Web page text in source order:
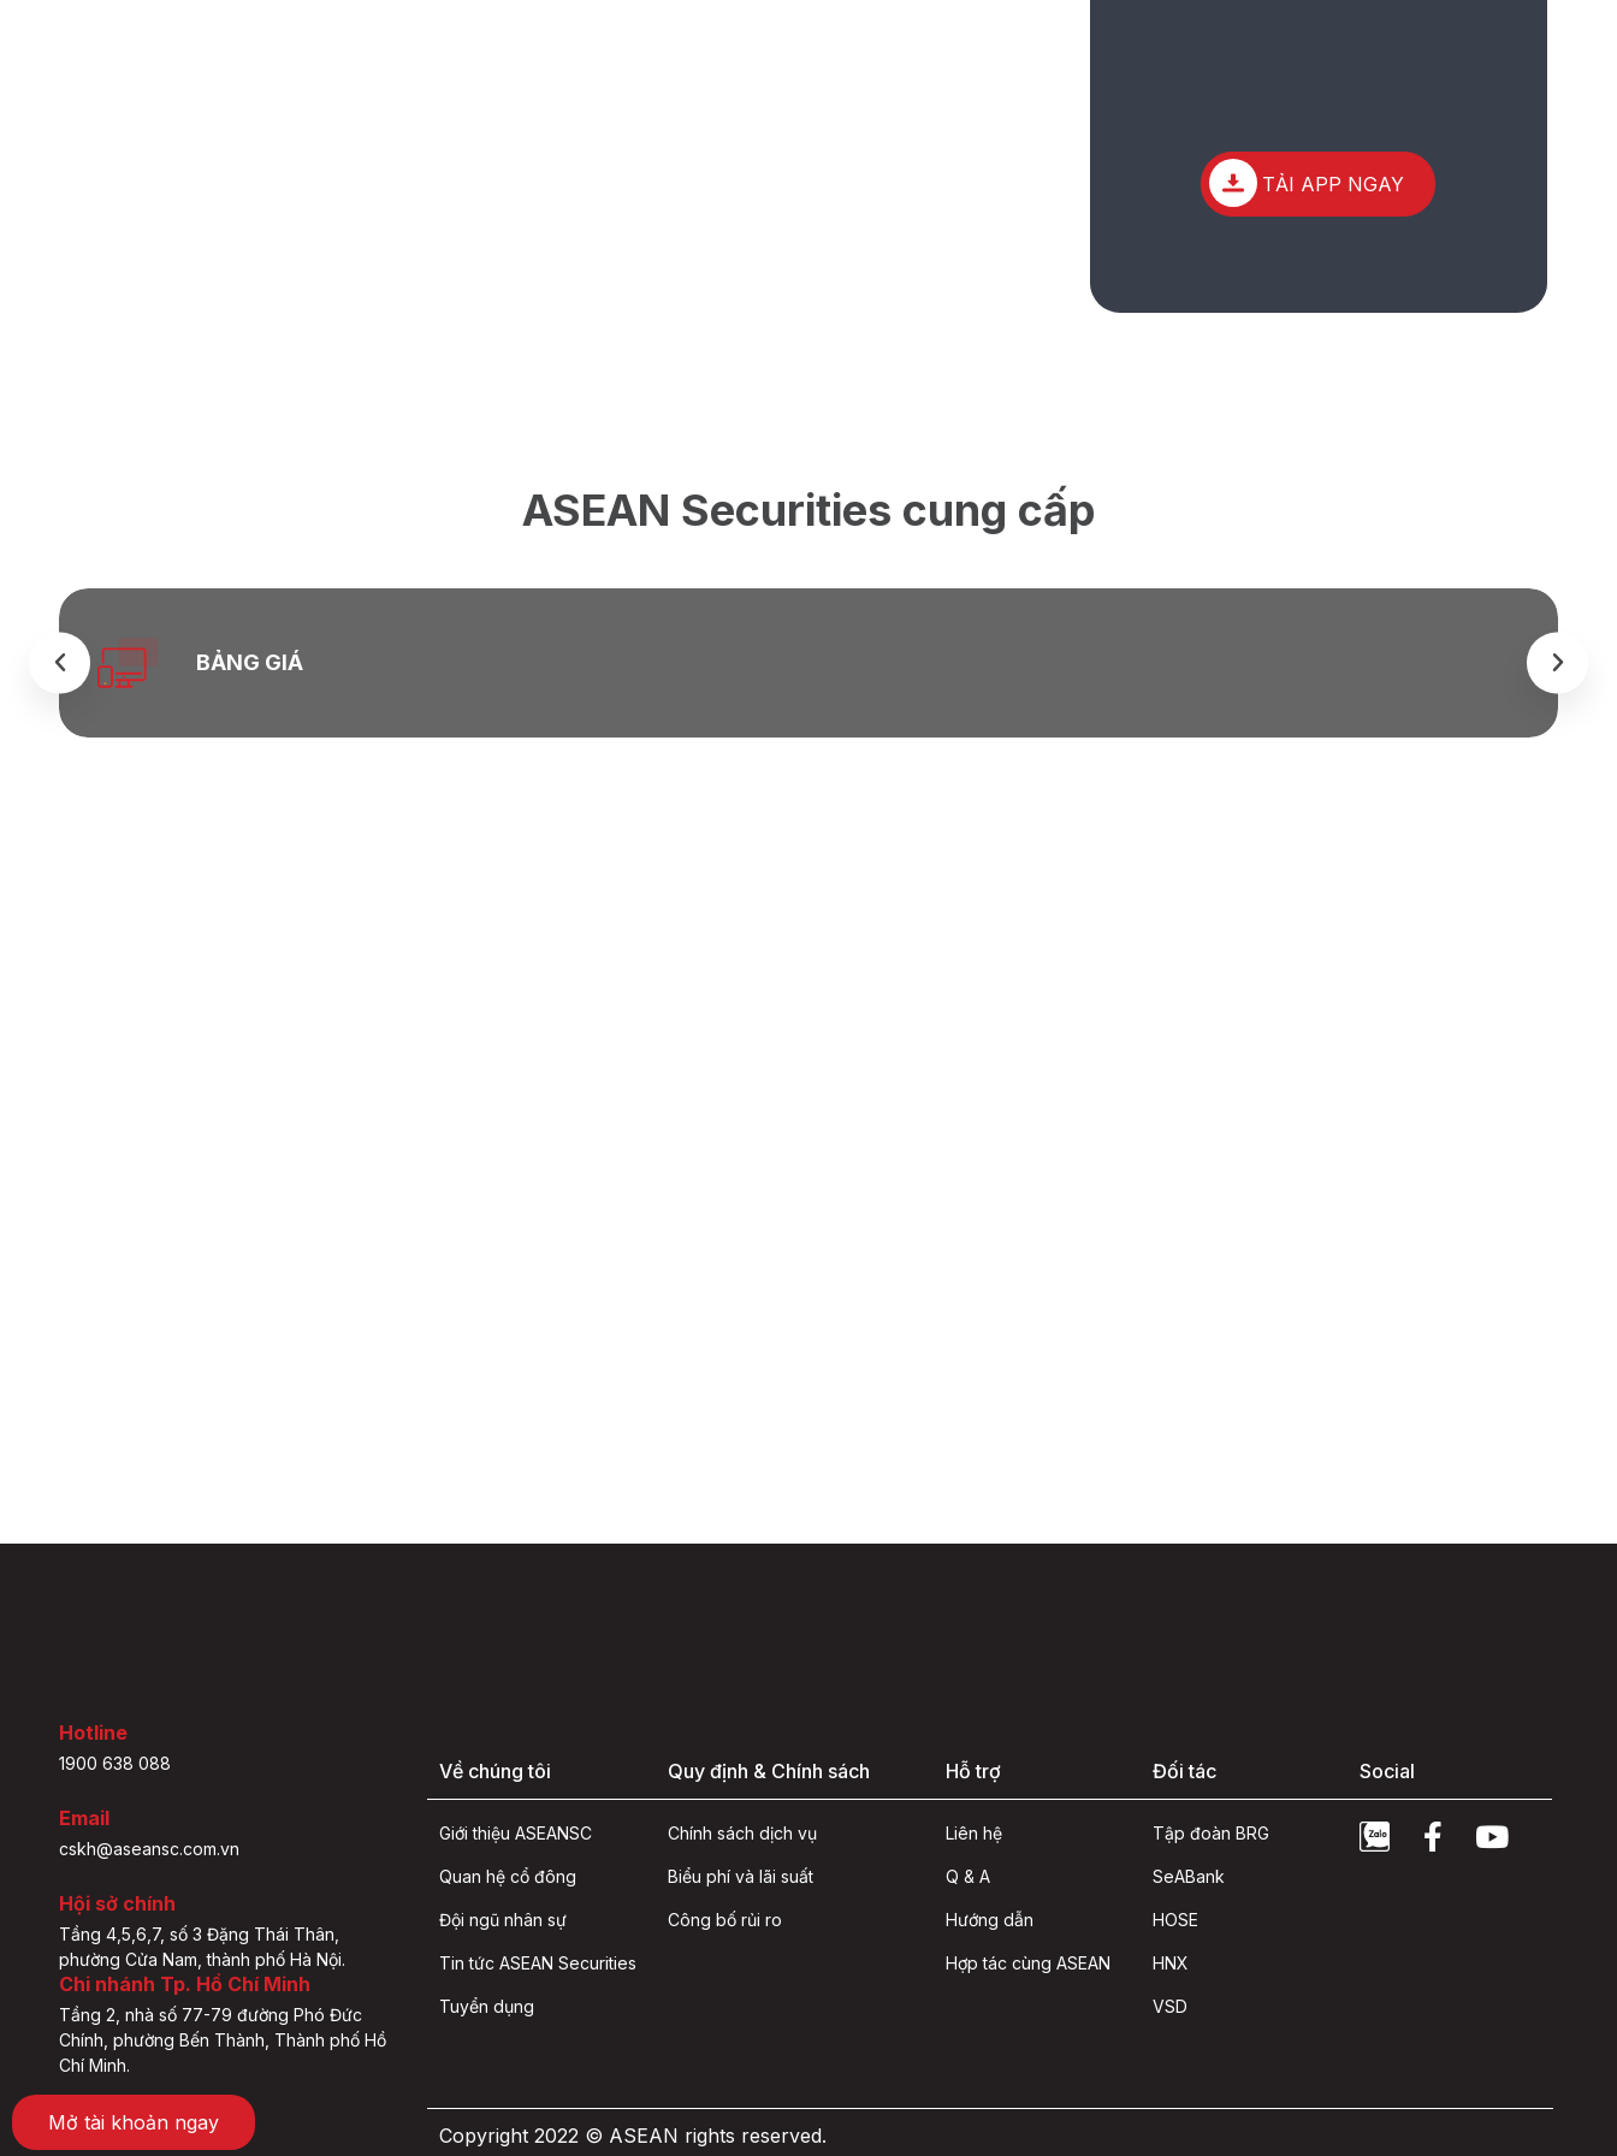
TẢI APP NGAY
ASEAN Securities cung cấp
BẢNG GIÁ
Hotline
1900 638 088
Email
cskh@aseansc.com.vn
Hội sở chính
Tầng 4,5,6,7, số 3 Đặng Thái Thân,
phường Cửa Nam, thành phố Hà Nội.
Chi nhánh Tp. Hồ Chí Minh
Tầng 2, nhà số 77-79 đường Phó Đức
Chính, phường Bến Thành, Thành phố Hồ
Chí Minh.
Về chúng tôi
Giới thiệu ASEANSC
Quan hệ cổ đông
Đội ngũ nhân sự
Tin tức ASEAN Securities
Tuyển dụng
Quy định & Chính sách
Chính sách dịch vụ
Biểu phí và lãi suất
Công bố rủi ro
Hỗ trợ
Liên hệ
Q & A
Hướng dẫn
Hợp tác cùng ASEAN
Đối tác
Tập đoàn BRG
SeABank
HOSE
HNX
VSD
Social
Copyright 2022 © ASEAN rights reserved.
Mở tài khoản ngay